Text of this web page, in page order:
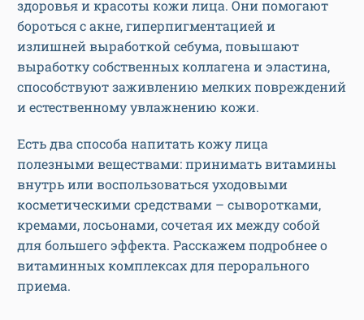
здоровья и красоты кожи лица. Они помогают
бороться с акне, гиперпигментацией и
излишней выработкой себума, повышают
выработку собственных коллагена и эластина,
способствуют заживлению мелких повреждений
и естественному увлажнению кожи.
Есть два способа напитать кожу лица
полезными веществами: принимать витамины
внутрь или воспользоваться уходовыми
косметическими средствами – сыворотками,
кремами, лосьонами, сочетая их между собой
для большего эффекта. Расскажем подробнее о
витаминных комплексах для перорального
приема.